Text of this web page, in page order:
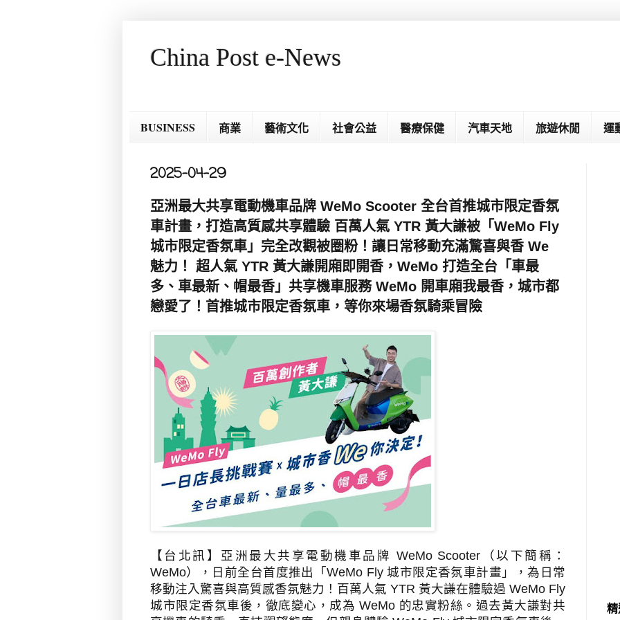
China Post e-News
BUSINESS 商業 藝術文化 社會公益 醫療保健 汽車天地 旅遊休閒 運
2025-04-29
亞洲最大共享電動機車品牌 WeMo Scooter 全台首推城市限定香氛
車計畫，打造高質感共享體驗 百萬人氣 YTR 黃大謙被「WeMo Fly
城市限定香氛車」完全改觀被圈粉！讓日常移動充滿驚喜與香 We
魅力！ 超人氣 YTR 黃大謙開廂即開香，WeMo 打造全台「車最
多、車最新、帽最香」共享機車服務 WeMo 開車廂我最香，城市都
戀愛了！首推城市限定香氛車，等你來場香氛騎乘冒險
【台北訊】亞洲最大共享電動機車品牌 WeMo Scooter （以下簡稱：
WeMo），日前全台首度推出「WeMo Fly城市限定香氛車計畫」，為日常
移動注入驚喜與高質感香氛魅力！百萬人氣 YTR 黃大謙在體驗過 WeMo Fly
城市限定香氛車後，徹底變心，成為 WeMo 的忠實粉絲。過去黃大謙對共
精